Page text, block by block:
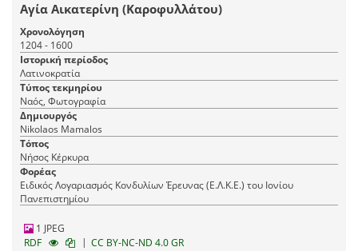
Αγία Αικατερίνη (Καροφυλλάτου)
Χρονολόγηση
1204 - 1600
Ιστορική περίοδος
Λατινοκρατία
Τύπος τεκμηρίου
Ναός, Φωτογραφία
Δημιουργός
Nikolaos Mamalos
Τόπος
Νήσος Κέρκυρα
Φορέας
Ειδικός Λογαριασμός Κονδυλίων Έρευνας (Ε.Λ.Κ.Ε.) του Ιονίου
Πανεπιστημίου
1 JPEG
RDF
| CC BY-NC-ND 4.0 GR